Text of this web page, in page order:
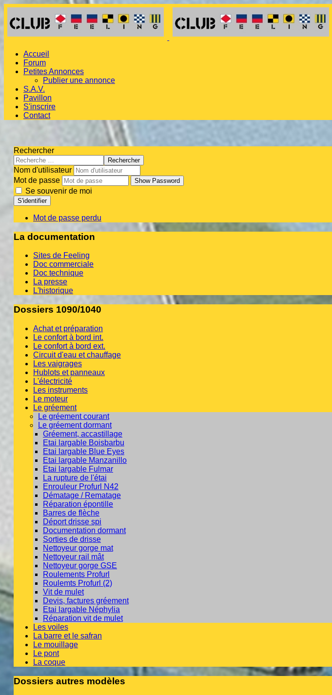
Accueil
Forum
Petites Annonces
Publier une annonce
S.A.V.
Pavillon
S'inscrire
Contact
Rechercher
Rechercher
Nom d'utilisateur
Mot de passe
Show Password
Se souvenir de moi
S'identifier
Mot de passe perdu
La documentation
Sites de Feeling
Doc commerciale
Doc technique
La presse
L'historique
Dossiers 1090/1040
Achat et préparation
Le confort à bord int.
Le confort à bord ext.
Circuit d'eau et chauffage
Les vaigrages
Hublots et panneaux
L'électricité
Les instruments
Le moteur
Le gréement
Le gréement courant
Le gréement dormant
Gréement, accastillage
Etai largable Boisbarbu
Etai largable Blue Eyes
Etai largable Manzanillo
Etai largable Fulmar
La rupture de l'étai
Enrouleur Profurl N42
Dématage / Rematage
Réparation épontille
Barres de flèche
Déport drisse spi
Documentation dormant
Sorties de drisse
Nettoyeur gorge mat
Nettoyeur rail mât
Nettoyeur gorge GSE
Roulements Profurl
Roulemts Profurl (2)
Vit de mulet
Devis, factures gréement
Etai largable Néphylia
Réparation vit de mulet
Les voiles
La barre et le safran
Le mouillage
Le pont
La coque
Dossiers autres modèles